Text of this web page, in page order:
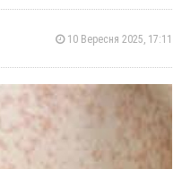
10 Вересня 2025, 17:11